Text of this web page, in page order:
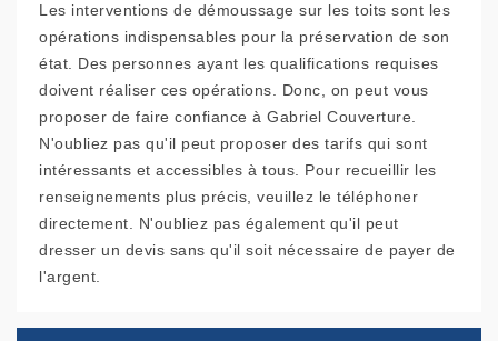
Les interventions de démoussage sur les toits sont les
opérations indispensables pour la préservation de son
état. Des personnes ayant les qualifications requises
doivent réaliser ces opérations. Donc, on peut vous
proposer de faire confiance à Gabriel Couverture.
N'oubliez pas qu'il peut proposer des tarifs qui sont
intéressants et accessibles à tous. Pour recueillir les
renseignements plus précis, veuillez le téléphoner
directement. N'oubliez pas également qu'il peut
dresser un devis sans qu'il soit nécessaire de payer de
l'argent.